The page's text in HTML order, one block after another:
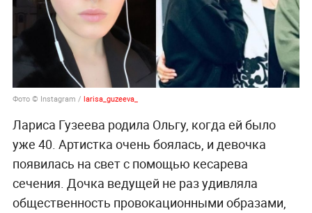
Фото © Instagram / larisa_guzeeva_
Лариса Гузеева родила Ольгу, когда ей было
уже 40. Артистка очень боялась, и девочка
появилась на свет с помощью кесарева
сечения. Дочка ведущей не раз удивляла
общественность провокационными образами,